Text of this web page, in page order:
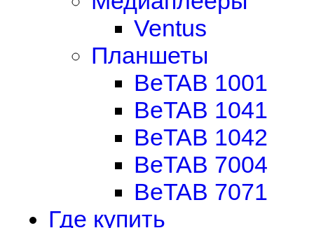
Ventus
Планшеты
BeTAB 1001
BeTAB 1041
BeTAB 1042
BeTAB 7004
BeTAB 7071
Где купить